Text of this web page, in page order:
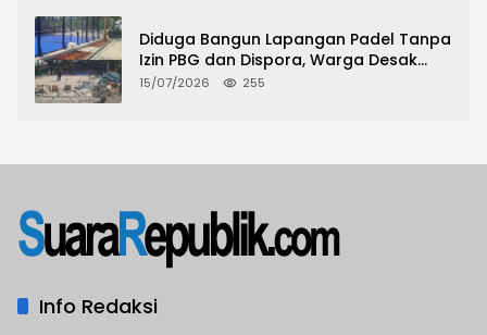
Diduga Bangun Lapangan Padel Tanpa
Izin PBG dan Dispora, Warga Desak
CKTRP dan Dispora Jakarta Barat
15/07/2026 255
Info Redaksi